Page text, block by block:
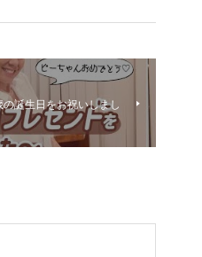
誕生日をお祝いしまし